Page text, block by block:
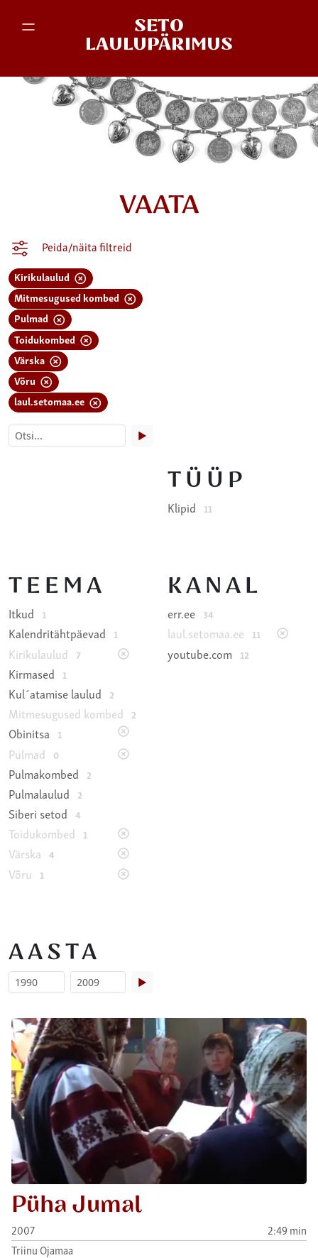
SETO
LAULUPÄRIMUS
VAATA
Peida/näita filtreid
Kirikulaulud
Mitmesugused kombed
Pulmad
Toidukombed
Värska
Võru
laul.setomaa.ee
▶
TÜÜP
Klipid 11
TEEMA
Itkud 1
Kalendritähtpäevad 1
Kirikulaulud 7
Kirmased 1
Kul´atamise laulud 2
Mitmesugused kombed 2
Obinitsa 1
Pulmad 0
Pulmakombed 2
Pulmalaulud 2
Siberi setod 4
Toidukombed 1
Värska 4
Võru 1
KANAL
err.ee 34
laul.setomaa.ee 11
youtube.com 12
AASTA
▶
Püha Jumal
2007
2:49 min
Triinu Ojamaa